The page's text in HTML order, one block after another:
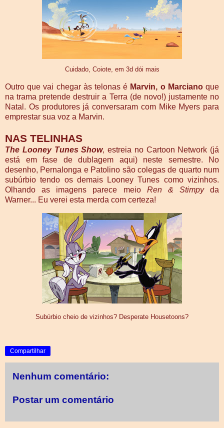
Cuidado, Coiote, em 3d dói mais
Outro que vai chegar às telonas é Marvin, o Marcianoque
na trama pretende destruir a Terra (de novo!) justamente no
Natal. Os produtores já conversaram com Mike Myers para
emprestar sua voz a Marvin.
NAS TELINHAS
The Looney Tunes Show, estreia no Cartoon Network (já
está em fase de dublagem aqui) neste semestre. No
desenho, Pernalonga e Patolino são colegas de quarto num
subúrbio tendo os demais Looney Tunes como vizinhos.
Olhando as imagens parece meio Ren & Stimpyda
Warner... Eu verei esta merda com certeza!
Subúrbio cheio de vizinhos? Desperate Housetoons?
Compartilhar
Nenhum comentário:
Postar um comentário